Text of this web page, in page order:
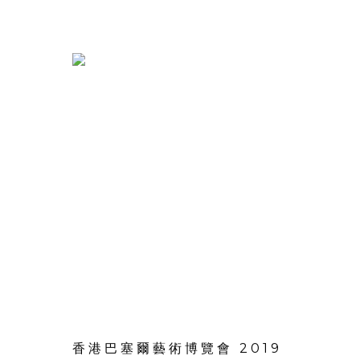
香港巴塞爾藝術博覽會 2019